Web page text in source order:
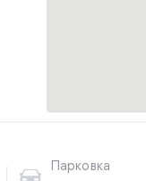
Парковка